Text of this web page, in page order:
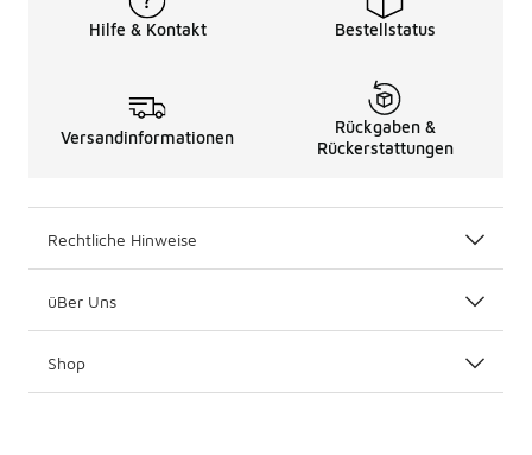
Hilfe & Kontakt Bestellstatus
Versandinformationen
Rückgaben &
Rückerstattungen
Rechtliche Hinweise
üBer Uns
Shop